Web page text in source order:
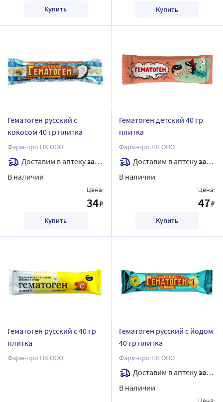
Купить Купить
Гематоген русский с
кокосом 40 гр плитка
Фарм-про ПК ООО
Доставим в аптекузавтра
В наличии
Цена:
34₽
Купить
Гематоген детский 40 гр
плитка
Фарм-про ПК ООО
Доставим в аптекузавтра
В наличии
Цена:
47₽
Купить
Гематоген русский с 40 гр
плитка
Фарм-про ПК ООО
Гематоген русский с йодом
40 гр плитка
Фарм-про ПК ООО
Доставим в аптекузавтра
В наличии